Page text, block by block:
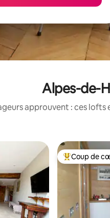
Alpes-de-
approuvent : ces
Coups de
Coup de